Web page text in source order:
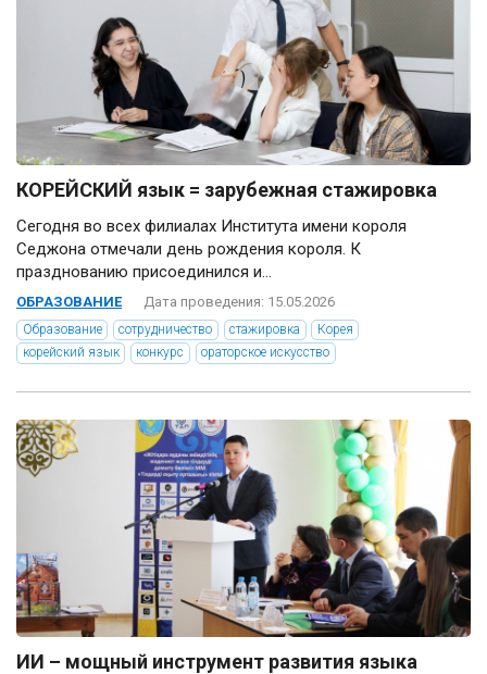
КОРЕЙСКИЙ язык = зарубежная стажировка
Сегодня во всех филиалах Института имени короля
Седжона отмечали день рождения короля. К
празднованию присоединился и...
ОБРАЗОВАНИЕ Дата проведения: 15.05.2026
Образование сотрудничество стажировка
Корея
корейский язык
конкурс ораторское искусство
ИИ – мощный инструмент развития языка